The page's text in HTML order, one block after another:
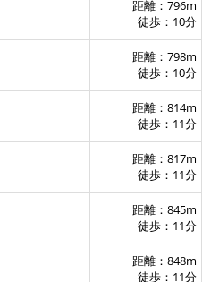
セブン-イレブ
ローソン
距離：796m
徒歩：10分
距離：798m
徒歩：10分
距離：814m
徒歩：11分
距離：817m
徒歩：11分
距離：845m
徒歩：11分
距離：848m
徒歩：11分